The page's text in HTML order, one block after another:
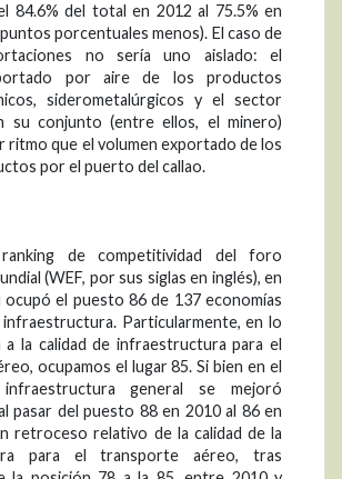
84.6% del total en 2012 al 75.5% en
porcentuales menos). El caso de
no sería uno aislado: el
por aire de los productos
siderometalúrgicos y el sector
su conjunto (entre ellos, el minero)
ritmo que el volumen exportado de los
por el puerto del callao.
de competitividad del foro
(WEF, por sus siglas en inglés), en
ocupó el puesto 86 de 137 economías
Particularmente, en lo
a la calidad de infraestructura para el
ocupamos el lugar 85. Si bien en el
general se mejoró
pasar del puesto 88 en 2010 al 86 en
retroceso relativo de la calidad de la
para el transporte aéreo, tras